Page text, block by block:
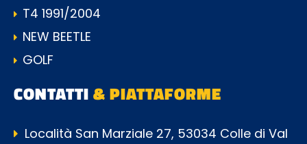
T4 1991/2004
NEW BEETLE
GOLF
CONTATTI& PIATTAFORME
Località San Marziale 27, 53034 Colle di Val